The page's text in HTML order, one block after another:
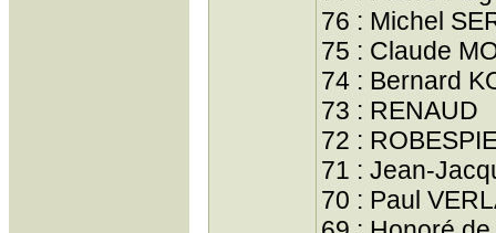
76 : Michel
75 : Claude
74 : Bernard
73 : RENAUD
72 :
71 : Jean-
70 : Paul